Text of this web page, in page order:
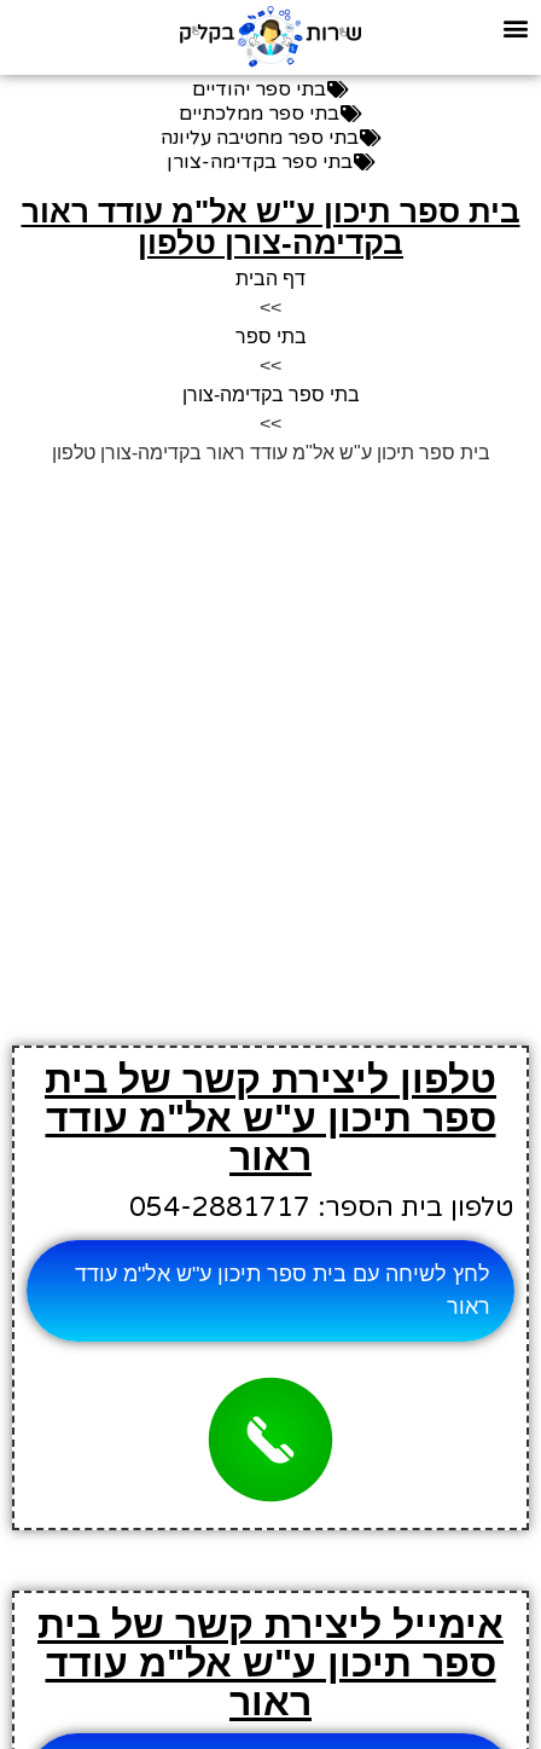
בתי ספר יהודיים
בתי ספר ממלכתיים
בתי ספר מחטיבה עליונה
בתי ספר בקדימה-צורן
בית ספר תיכון ע"ש אל"מ עודד ראור
בקדימה-צורן טלפון
דף הבית
>>
בתי ספר
>>
בתי ספר בקדימה-צורן
>>
בית ספר תיכון ע"ש אל"מ עודד ראור בקדימה-צורן טלפון
טלפון ליצירת קשר של בית
ספר תיכון ע"ש אל"מ עודד
ראור
טלפון בית הספר: 054-2881717
לחץ לשיחה עם בית ספר תיכון ע"ש אל"מ עודד
ראור
אימייל ליצירת קשר של בית
ספר תיכון ע"ש אל"מ עודד
ראור